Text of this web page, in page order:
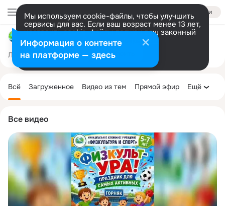
Войти
Мы используем cookie-файлы, чтобы улучшить
сервисы для вас. Если ваш возраст менее 13 лет,
настроить cookie-файлы должен ваш законный
представитель. Больше информации
Разрешить все Настроить
МАУ "ФИЗКУЛЬТУРА И СПОРТ " Г. СЕВЕРОУРАЛЬСК
Лента Участники 237 Темы 3.1K
Все видео
колонка
Всё Загруженное Видео из тем Прямой эфир Ещё
Информация о контенте
на платформе — здесь